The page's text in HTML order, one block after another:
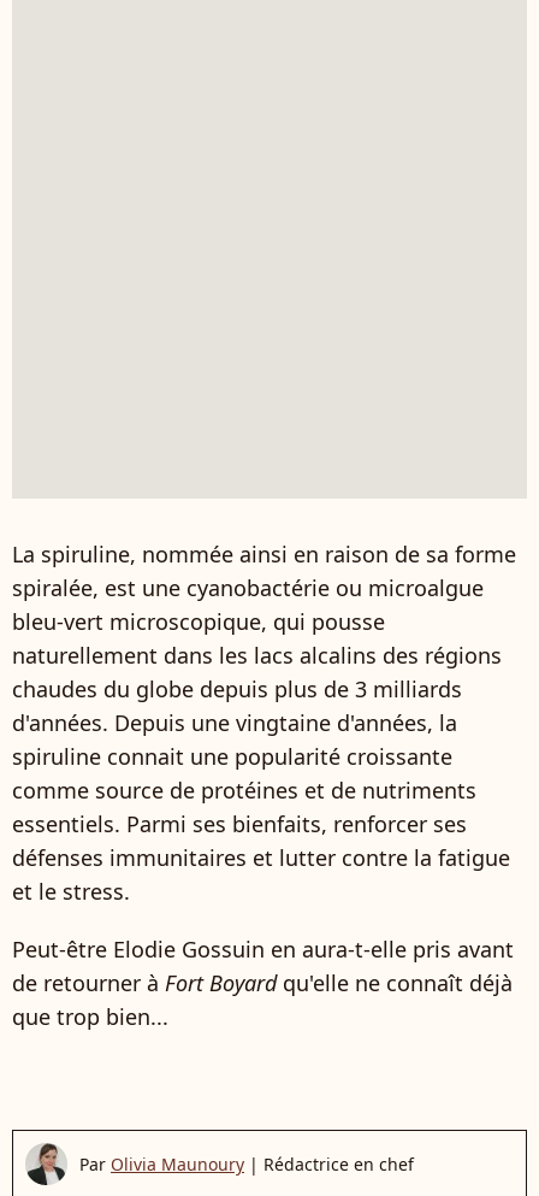
La spiruline, nommée ainsi en raison de sa forme
spiralée, est une cyanobactérie ou microalgue
bleu-vert microscopique, qui pousse
naturellement dans les lacs alcalins des régions
chaudes du globe depuis plus de 3 milliards
d'années. Depuis une vingtaine d'années, la
spiruline connait une popularité croissante
comme source de protéines et de nutriments
essentiels. Parmi ses bienfaits, renforcer ses
défenses immunitaires et lutter contre la fatigue
et le stress.
Peut-être Elodie Gossuin en aura-t-elle pris avant
de retourner à Fort Boyardqu'elle ne connaît déjà
que trop bien...
Par Olivia Maunoury | Rédactrice en chef